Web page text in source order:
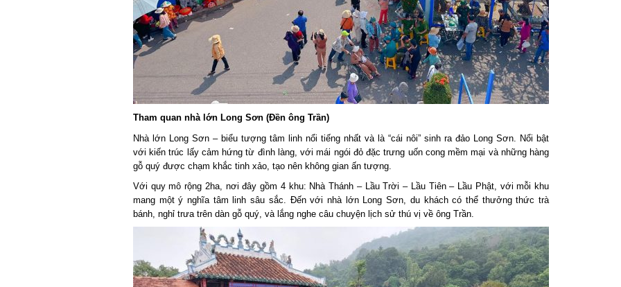
Tham quan nhà lớn Long Sơn (Đền ông Trần)
Nhà lớn Long Sơn – biểu tượng tâm linh nổi tiếng nhất và là “cái nôi” sinh ra đảo Long Sơn. Nổi bật
với kiến trúc lấy cảm hứng từ đình làng, với mái ngói đỏ đặc trưng uốn cong mềm mại và những hàng
gỗ quý được chạm khắc tinh xảo, tạo nên không gian ấn tượng.
Với quy mô rộng 2ha, nơi đây gồm 4 khu: Nhà Thánh – Lầu Trời – Lầu Tiên – Lầu Phật, với mỗi khu
mang một ý nghĩa tâm linh sâu sắc. Đến với nhà lớn Long Sơn, du khách có thể thưởng thức trà
bánh, nghỉ trưa trên dàn gỗ quý, và lắng nghe câu chuyện lịch sử thú vị về ông Trần.